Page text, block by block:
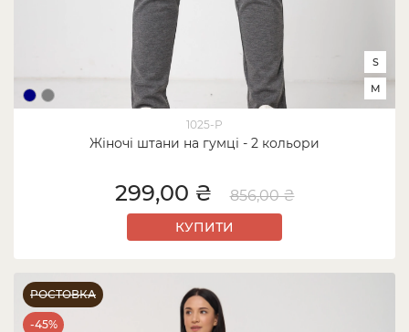
1025-Р
Жіночі штани на гумці - 2 кольори
S
M
299,00 ₴ 856,00 ₴
КУПИТИ
РОСТОВКА
-45%